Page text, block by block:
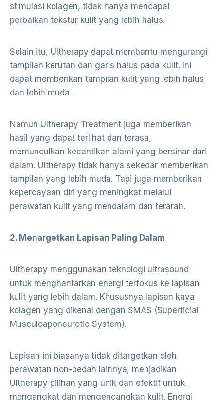
stimulasi kolagen, tidak hanya mencapai
perbaikan tekstur kulit yang lebih halus.
Selain itu, Ultherapy dapat membantu mengurangi
tampilan kerutan dan garis halus pada kulit. Ini
dapat memberikan tampilan kulit yang lebih halus
dan lebih muda.
Namun Ultherapy Treatment juga memberikan
hasil yang dapat terlihat dan terasa,
memunculkan kecantikan alami yang bersinar dari
dalam. Ultherapy tidak hanya sekedar memberikan
tampilan yang lebih muda. Tapi juga memberikan
kepercayaan diri yang meningkat melalui
perawatan kulit yang mendalam dan terarah.
2. Menargetkan Lapisan Paling Dalam
Ultherapy menggunakan teknologi ultrasound
untuk menghantarkan energi terfokus ke lapisan
kulit yang lebih dalam. Khususnya lapisan kaya
kolagen yang dikenal dengan SMAS (Superficial
Musculoaponeurotic System).
Lapisan ini biasanya tidak ditargetkan oleh
perawatan non-bedah lainnya, menjadikan
Ultherapy pilihan yang unik dan efektif untuk
mengangkat dan mengencangkan kulit. Energi